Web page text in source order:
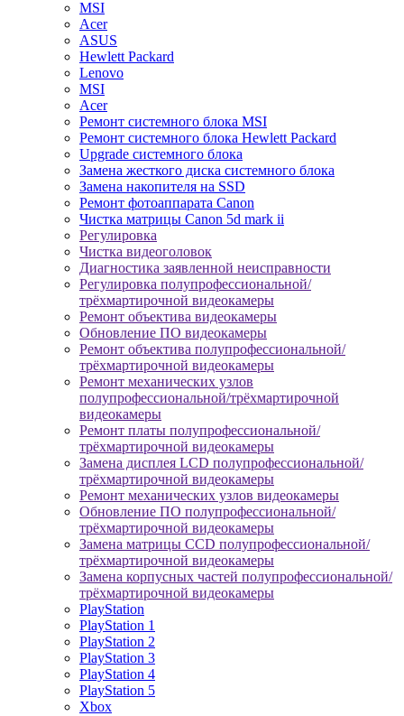
MSI
Acer
ASUS
Hewlett Packard
Lenovo
MSI
Acer
Ремонт системного блока MSI
Ремонт системного блока Hewlett Packard
Upgrade системного блока
Замена жесткого диска системного блока
Замена накопителя на SSD
Ремонт фотоаппарата Canon
Чистка матрицы Canon 5d mark ii
Регулировка
Чистка видеоголовок
Диагностика заявленной неисправности
Регулировка полупрофессиональной/
трёхмартирочной видеокамеры
Ремонт объектива видеокамеры
Обновление ПО видеокамеры
Ремонт объектива полупрофессиональной/
трёхмартирочной видеокамеры
Ремонт механических узлов
полупрофессиональной/трёхмартирочной
видеокамеры
Ремонт платы полупрофессиональной/
трёхмартирочной видеокамеры
Замена дисплея LCD полупрофессиональной/
трёхмартирочной видеокамеры
Ремонт механических узлов видеокамеры
Обновление ПО полупрофессиональной/
трёхмартирочной видеокамеры
Замена матрицы CCD полупрофессиональной/
трёхмартирочной видеокамеры
Замена корпусных частей полупрофессиональной/
трёхмартирочной видеокамеры
PlayStation
PlayStation 1
PlayStation 2
PlayStation 3
PlayStation 4
PlayStation 5
Xbox